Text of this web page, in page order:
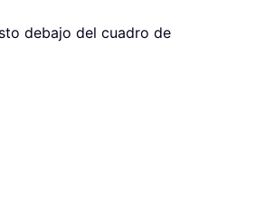
debajo del cuadro de